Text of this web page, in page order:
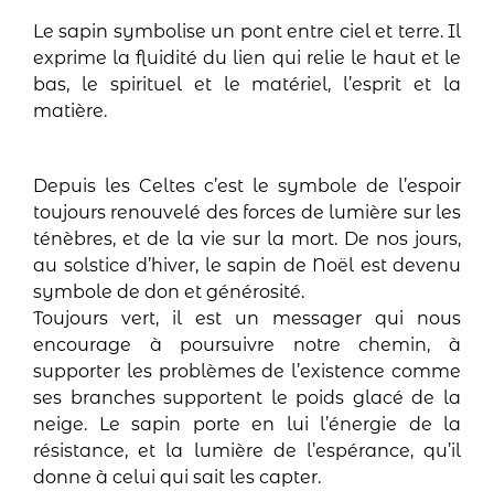
Le sapin symbolise un pont entre ciel et terre. Il
exprime la fluidité du lien qui relie le haut et le
bas, le spirituel et le matériel, l’esprit et la
matière.
Depuis les Celtes c’est le symbole de l’espoir
toujours renouvelé des forces de lumière sur les
ténèbres, et de la vie sur la mort. De nos jours,
au solstice d’hiver, le sapin de Noël est devenu
symbole de don et générosité.
Toujours vert, il est un messager qui nous
encourage à poursuivre notre chemin, à
supporter les problèmes de l’existence comme
ses branches supportent le poids glacé de la
neige. Le sapin porte en lui l’énergie de la
résistance, et la lumière de l’espérance, qu’il
donne à celui qui sait les capter.